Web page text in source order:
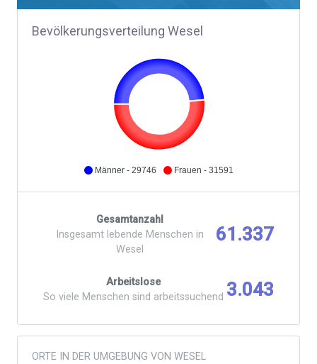
Bevölkerungsverteilung Wesel
Männer - 29746 Frauen - 31591
Gesamtanzahl
Insgesamt lebende Menschen in
Wesel
61.337
Arbeitslose
So viele Menschen sind arbeitssuchend 3.043
ORTE IN DER UMGEBUNG VON WESEL